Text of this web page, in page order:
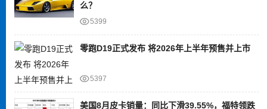
么？
5399
零跑D19正式发布 将2026年上半年预售并上市
5397
美国8月皮卡销量：同比下滑39.55%，福特领跌